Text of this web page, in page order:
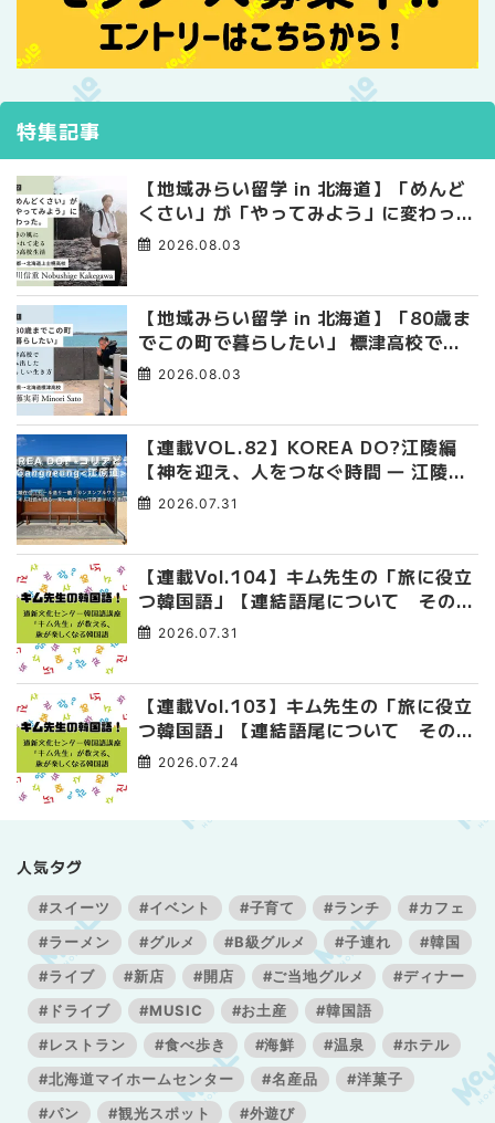
特集記事
【地域みらい留学 in 北海道】「めんど
くさい」が「やってみよう」に変わっ
た。 十勝の風に吹かれて走る、僕の泥
2026.08.03
【地域みらい留学 in 北海道】「80歳ま
でこの町で暮らしたい」 標津高校で踏
み出した、私らしい生き方
2026.08.03
【連載VOL.82】KOREA DO?江陵編
【神を迎え、人をつなぐ時間 ― 江陵端
午祭 】
2026.07.31
【連載Vol.104】キム先生の「旅に役立
つ韓国語」【連結語尾について その
4】2026.07.31
【連載Vol.103】キム先生の「旅に役立
つ韓国語」【連結語尾について その
3】2026.07.24
人気タグ
#スイーツ #イベント #子育て #ランチ
#カフェ
#ラーメン
#グルメ #B級グルメ #子連れ
#韓国
#ライブ
#新店 #開店 #ご当地グルメ
#ディナー
#ドライブ
#MUSIC #お土産
#韓国語
#レストラン
#食べ歩き #海鮮 #温泉
#ホテル
#北海道マイホームセンター
#名産品
#洋菓子
#パン
#観光スポット #外遊び